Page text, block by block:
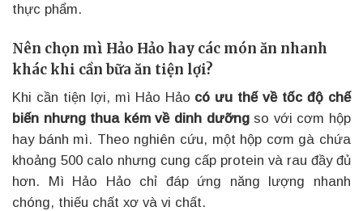
thực phẩm.
Nên chọn mì Hảo Hảo hay các món ăn nhanh
khác khi cần bữa ăn tiện lợi?
Khi cần tiện lợi, mì Hảo Hảo có ưu thế về tốc độ chế
biến nhưng thua kém về dinh dưỡngso với cơm hộp
hay bánh mì. Theo nghiên cứu, một hộp cơm gà chứa
khoảng 500 calo nhưng cung cấp protein và rau đầy đủ
hơn. Mì Hảo Hảo chỉ đáp ứng năng lượng nhanh
chóng, thiếu chất xơ và vi chất.